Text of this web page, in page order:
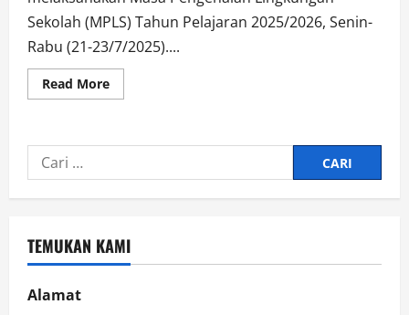
Sekolah (MPLS) Tahun Pelajaran 2025/2026, Senin-
Rabu (21-23/7/2025)....
Read MoreRead
more
Todabelu
Cari
untuk:
TEMUKAN KAMI
Alamat